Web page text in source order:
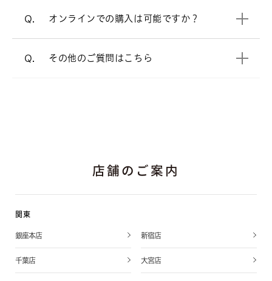
Q. オンラインでの購入は可能ですか？
オンラインショップ
Q. その他のご質問はこちら
A. よくあるご質問 をご覧ください。
店舗のご案内
関東
銀座本店 新宿店
千葉店 大宮店